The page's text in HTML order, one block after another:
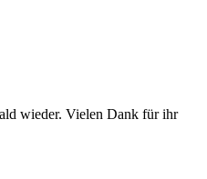
wieder. Vielen Dank für ihr